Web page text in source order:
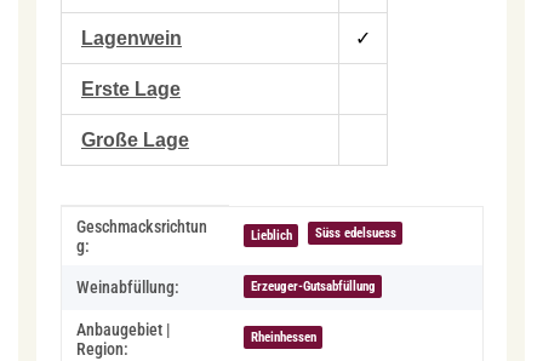
Lagenwein ✓
Erste Lage
Große Lage
Produkteigenschaft
Wert
Geschmacksrichtun
g:
Lieblich Süss edelsuess
Weinabfüllung: Erzeuger-Gutsabfüllung
Anbaugebiet |
Region:
Rheinhessen